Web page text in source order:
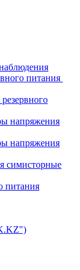
питания
напряжения
напряжения
симисторные
питания